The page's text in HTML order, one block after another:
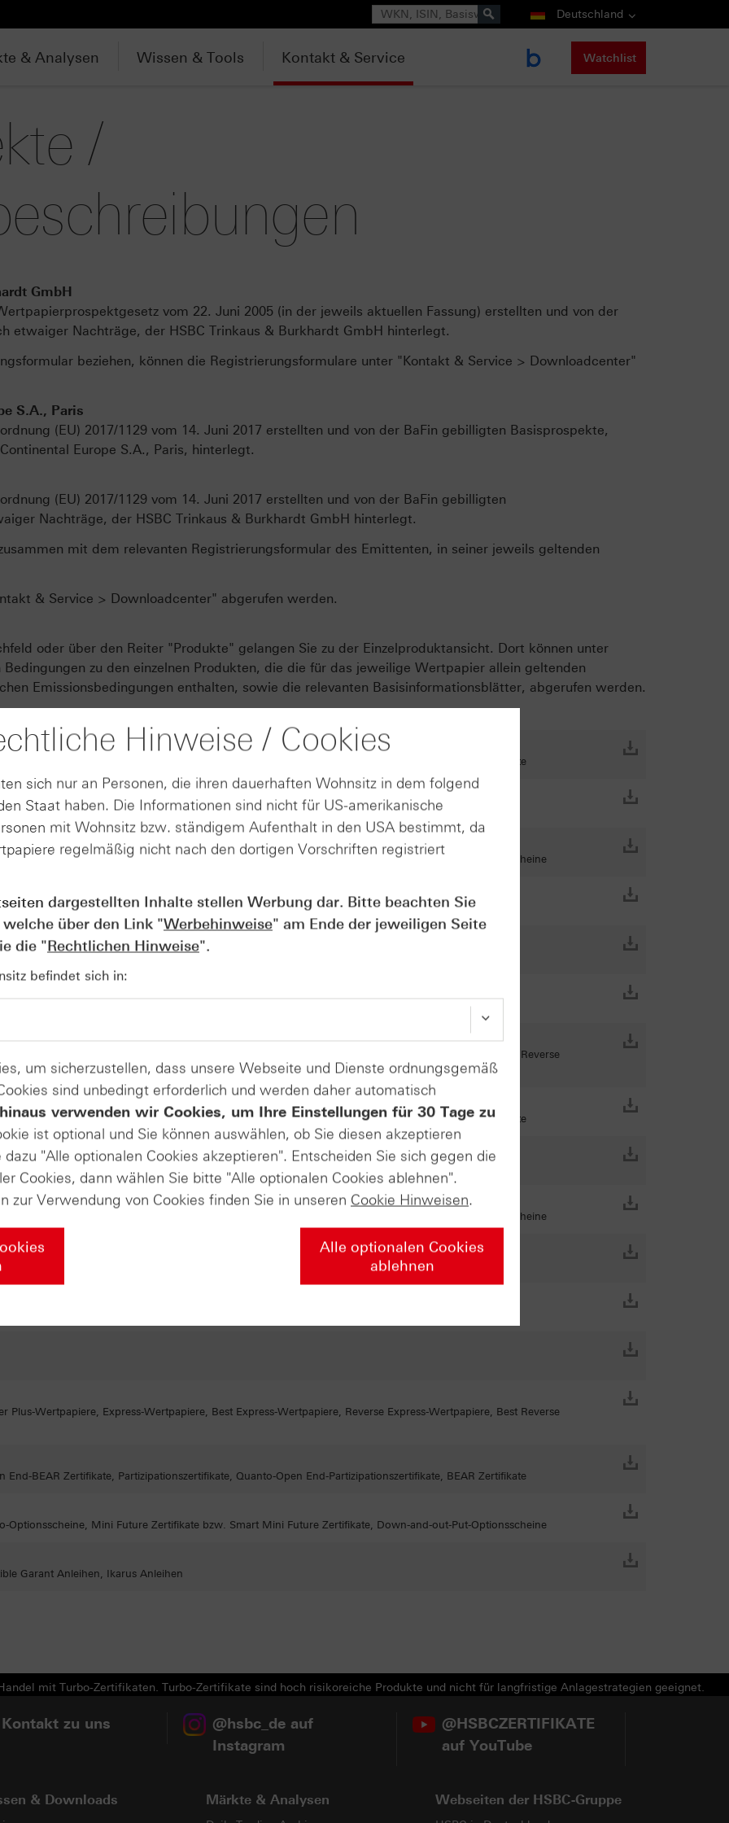
Suche Deutschland
& Analysen Wissen & Tools Kontakt & Service Watchlist
/
GmbH
vom 22. Juni 2005 (in der jeweils aktuellen Fassung) erstellten und von der
etwaiger Nachträge, der HSBC Trinkaus & Burkhardt GmbH hinterlegt.
beziehen, können die Registrierungsformulare unter "Kontakt & Service > Downloadcenter"
S.A., Paris
(EU) 2017/1129 vom 14. Juni 2017 erstellten und von der BaFin gebilligten Basisprospekte,
Europe S.A., Paris, hinterlegt.
(EU) 2017/1129 vom 14. Juni 2017 erstellten und von der BaFin gebilligten
Nachträge, der HSBC Trinkaus & Burkhardt GmbH hinterlegt.
mit dem relevanten Registrierungsformular des Emittenten, in seiner jeweils geltenden
& Service > Downloadcenter" abgerufen werden.
oder über den Reiter "Produkte" gelangen Sie zu der Einzelproduktansicht. Dort können unter
zu den einzelnen Produkten, die die für das jeweilige Wertpapier allein geltenden
Emissionsbedingungen enthalten, sowie die relevanten Basisinformationsblätter, abgerufen werden.
BEAR Zertifikate, Partizipationszertifikate, Quanto-Open End-Partizipationszertifikate, BEAR Zertifikate
Optionsscheine, Mini Future Zertifikate bzw. Smart Mini Future Zertifikate, Down-and-out-Put-Optionsscheine
Protect-Anleihen, Reverse-Anleihen, Reverse-Protect-Anleihen
Wertpapiere, Express-Wertpapiere, Best Express-Wertpapiere, Reverse Express-Wertpapiere, Best Reverse
BEAR Zertifikate, Partizipationszertifikate, Quanto-Open End-Partizipationszertifikate, BEAR Zertifikate
Optionsscheine, Mini Future Zertifikate bzw. Smart Mini Future Zertifikate, Down-and-out-Put-Optionsscheine
Protect-Anleihen, Reverse-Anleihen, Reverse-Protect-Anleihen
Wertpapiere, Express-Wertpapiere, Best Express-Wertpapiere, Reverse Express-Wertpapiere, Best Reverse
BEAR Zertifikate, Partizipationszertifikate, Quanto-Open End-Partizipationszertifikate, BEAR Zertifikate
Optionsscheine, Mini Future Zertifikate bzw. Smart Mini Future Zertifikate, Down-and-out-Put-Optionsscheine
Garant Anleihen, Ikarus Anleihen
mit Turbo-Zertifikaten. Turbo-Zertifikate sind hoch risikoreiche Produkte und nicht für langfristige Anlagestrategien geeignet.
zu uns
@hsbc_de auf
Instagram
@HSBCZERTIFIKATE
auf YouTube
& Downloads Märkte & Analysen Webseiten der HSBC-Gruppe
Hinweise / Cookies
sich nur an Personen, die ihren dauerhaften Wohnsitz in dem folgend
Staat haben. Die Informationen sind nicht für US-amerikanische
mit Wohnsitz bzw. ständigem Aufenthalt in den USA bestimmt, da
regelmäßig nicht nach den dortigen Vorschriften registriert
dargestellten Inhalte stellen Werbung dar. Bitte beachten Sie
über den Link "Werbehinweise" am Ende der jeweiligen Seite
die "Rechtlichen Hinweise".
befindet sich in:
um sicherzustellen, dass unsere Webseite und Dienste ordnungsgemäß
sind unbedingt erforderlich und werden daher automatisch
verwenden wir Cookies, um Ihre Einstellungen für 30 Tage zu
ist optional und Sie können auswählen, ob Sie diesen akzeptieren
"Alle optionalen Cookies akzeptieren". Entscheiden Sie sich gegen die
Cookies, dann wählen Sie bitte "Alle optionalen Cookies ablehnen".
zur Verwendung von Cookies finden Sie in unseren Cookie Hinweisen.
Alle optionalen Cookies
ablehnen